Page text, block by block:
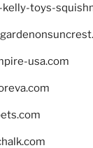
toys-
usa.com